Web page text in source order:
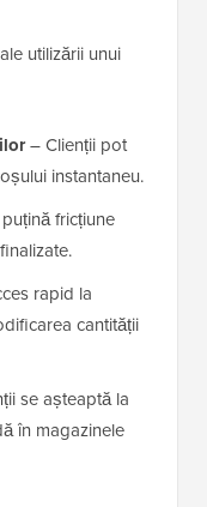
utilizării unui
– Clienții pot
instantaneu.
fricțiune
rapid la
cantității
se așteaptă la
în magazinele